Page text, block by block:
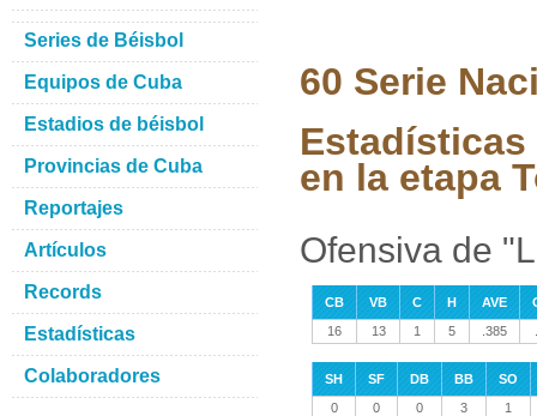
60 Serie
Estadísticas
en la etapa
Ofensiva de
CB VB C H AVE
16
13 1 5 .385
SH SF DB BB
SO
0
0 0 3 1
Series de Béisbol
Equipos de Cuba
Estadios de béisbol
Provincias de Cuba
Reportajes
Artículos
Records
Estadísticas
Colaboradores